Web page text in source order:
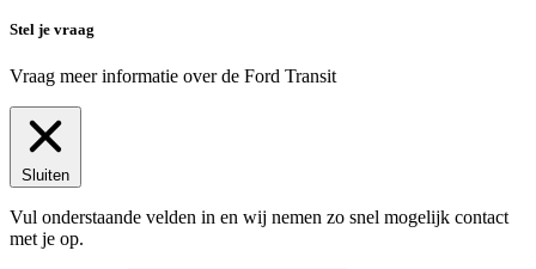
Stel je vraag
Vraag meer informatie over de Ford Transit
Sluiten
Vul onderstaande velden in en wij nemen zo snel mogelijk contact
met je op.